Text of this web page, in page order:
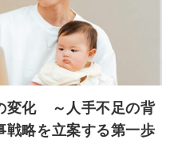
変化 ～人手不足の背
戦略を立案する第一歩